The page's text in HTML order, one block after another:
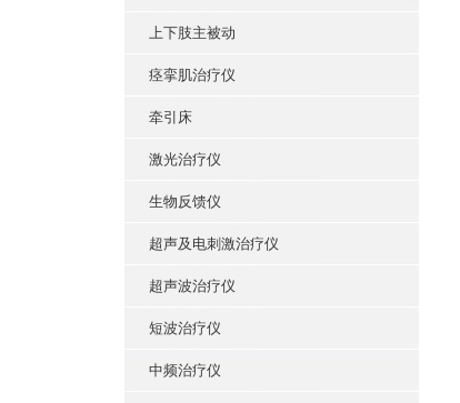
上下肢主被动
痉挛肌治疗仪
牵引床
激光治疗仪
生物反馈仪
超声及电刺激治疗仪
超声波治疗仪
短波治疗仪
中频治疗仪